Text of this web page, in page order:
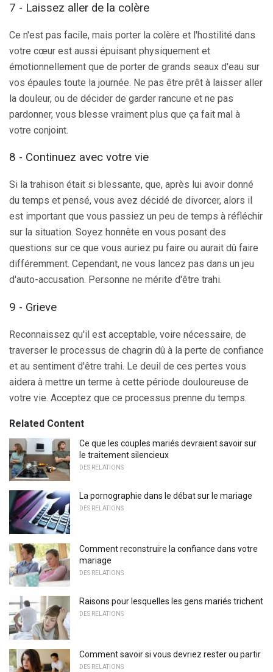
7 - Laissez aller de la colère
Ce n'est pas facile, mais porter la colère et l'hostilité dans
votre cœur est aussi épuisant physiquement et
émotionnellement que de porter de grands seaux d'eau sur
vos épaules toute la journée. Ne pas être prêt à laisser aller
la douleur, ou de décider de garder rancune et ne pas
pardonner, vous blesse vraiment plus que ça fait mal à
votre conjoint.
8 - Continuez avec votre vie
Si la trahison était si blessante, que, après lui avoir donné
du temps et pensé, vous avez décidé de divorcer, alors il
est important que vous passiez un peu de temps à réfléchir
sur la situation. Soyez honnête en vous posant des
questions sur ce que vous auriez pu faire ou aurait dû faire
différemment. Cependant, ne vous lancez pas dans un jeu
d'auto-accusation. Personne ne mérite d'être trahi.
9 - Grieve
Reconnaissez qu'il est acceptable, voire nécessaire, de
traverser le processus de chagrin dû à la perte de confiance
et au sentiment d'être trahi. Le deuil de ces pertes vous
aidera à mettre un terme à cette période douloureuse de
votre vie. Acceptez que ce processus prenne du temps.
Related Content
Ce que les couples mariés devraient savoir sur
le traitement silencieux
DES RELATIONS
La pornographie dans le débat sur le mariage
DES RELATIONS
Comment reconstruire la confiance dans votre
mariage
DES RELATIONS
Raisons pour lesquelles les gens mariés trichent
DES RELATIONS
Comment savoir si vous devriez rester ou partir
DES RELATIONS